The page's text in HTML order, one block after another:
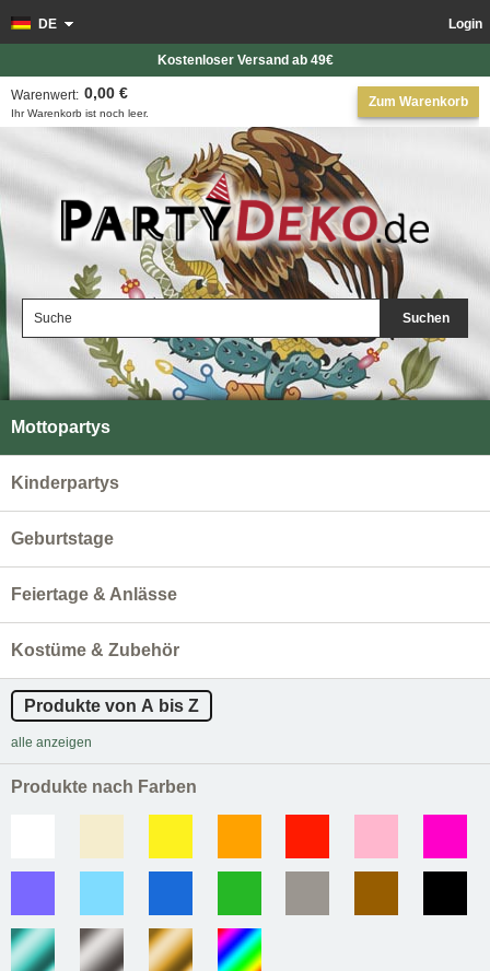
Suchen
Login
DE
Zum Warenkorb
Ihr Warenkorb ist noch leer.
Warenwert: 0,00 €
Kostenloser Versand ab 49€
Mottopartys
Kinderpartys
Geburtstage
Feiertage & Anlässe
Kostüme & Zubehör
Produkte von A bis Z
alle anzeigen
Produkte nach Farben